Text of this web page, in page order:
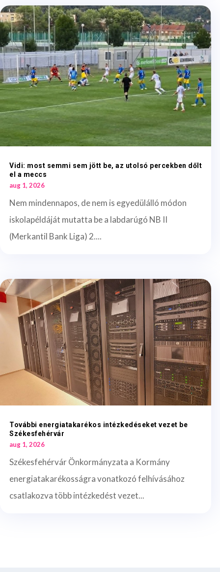
Vidi: most semmi sem jött be, az utolsó percekben dőlt
el a meccs
aug 1, 2026
Nem mindennapos, de nem is egyedülálló módon
iskolapéldáját mutatta be a labdarúgó NB II
(Merkantil Bank Liga) 2....
További energiatakarékos intézkedéseket vezet be
Székesfehérvár
aug 1, 2026
Székesfehérvár Önkormányzata a Kormány
energiatakarékosságra vonatkozó felhívásához
csatlakozva több intézkedést vezet...